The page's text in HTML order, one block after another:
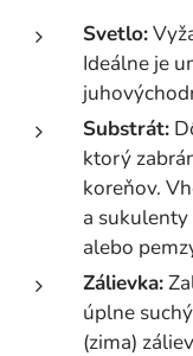
Svetlo:
Ideálne je
Substrát:
ktorý
koreňov.
a
alebo
Zálievka:
úplne
(zima)